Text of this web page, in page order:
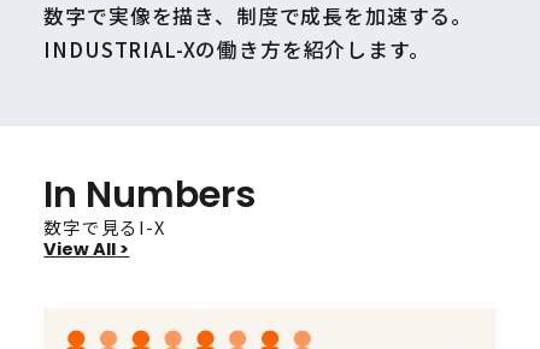
数字で実像を描き、制度で成長を加速する。
INDUSTRIAL-Xの働き方を紹介します。
In Numbers
数字で見るI-X
View All